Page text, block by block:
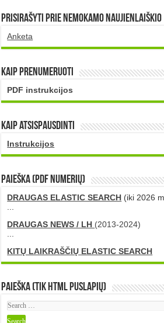
Prisirašyti prie nemokamo naujienlaiškio
Anketa
Kaip prenumeruoti
PDF instrukcijos
Kaip atsispausdinti
Instrukcijos
PAIEŠKA (PDF numerių)
DRAUGAS ELASTIC SEARCH (iki 2026
DRAUGAS NEWS / LH (2013-2024)
KITŲ LAIKRAŠČIŲ ELASTIC SEARCH
Paieška (tik HTML puslapių)